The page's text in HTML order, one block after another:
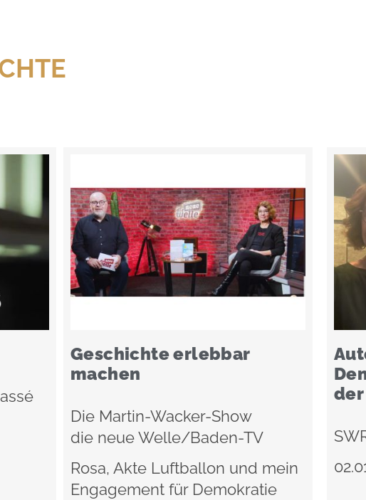
Geschichte erlebbar
machen
Die Martin-Wacker-Show
die neue Welle/Baden-TV
Rosa, Akte Luftballon und mein
Engagement für Demokratie